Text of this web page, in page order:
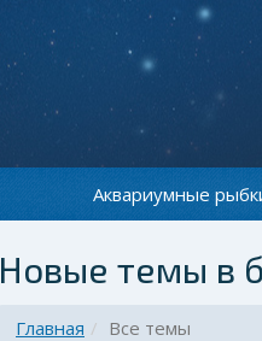
Аквариумные
Новые темы в
Главная Все темы